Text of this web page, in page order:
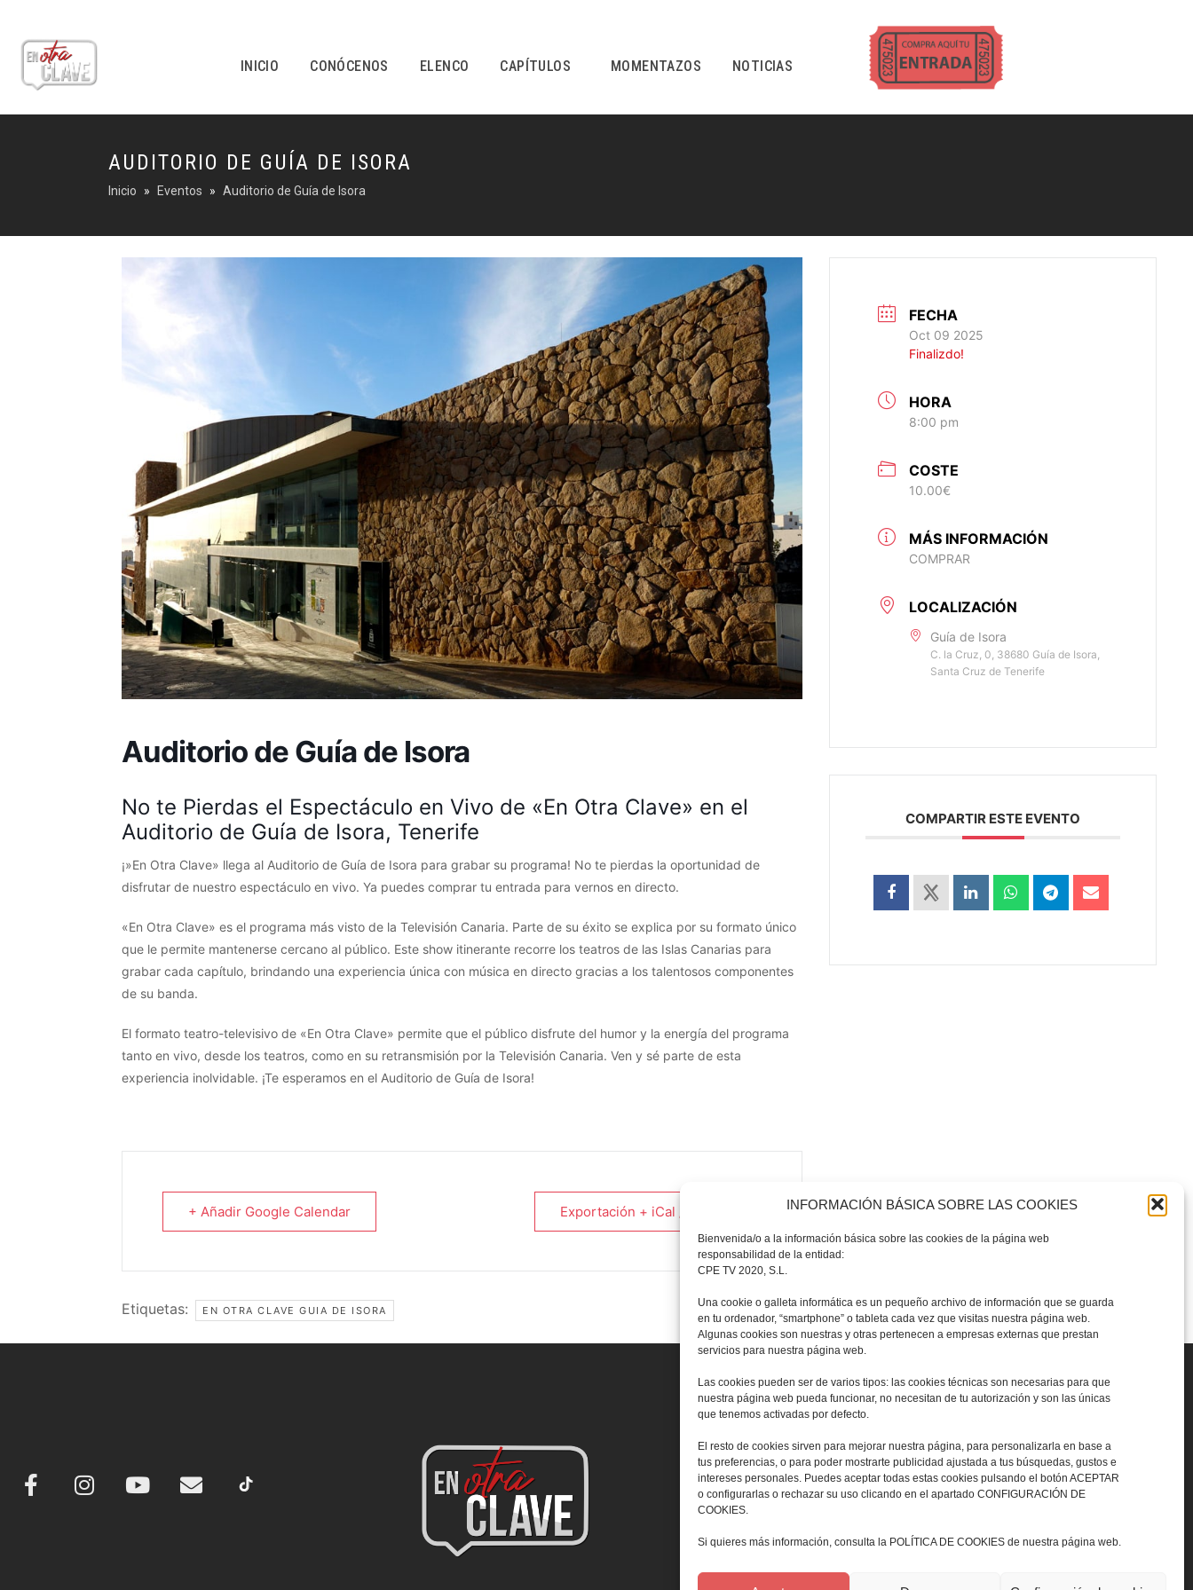
INFORMACIÓN BÁSICA SOBRE LAS COOKIES
Bienvenida/o a la información básica sobre las cookies de la página web
responsabilidad de la entidad:
CPE TV 2020, S.L.
Una cookie o galleta informática es un pequeño archivo de información que se guarda
en tu ordenador, “smartphone” o tableta cada vez que visitas nuestra página web.
Algunas cookies son nuestras y otras pertenecen a empresas externas que prestan
servicios para nuestra página web.
Las cookies pueden ser de varios tipos: las cookies técnicas son necesarias para que
nuestra página web pueda funcionar, no necesitan de tu autorización y son las únicas
que tenemos activadas por defecto.
El resto de cookies sirven para mejorar nuestra página, para personalizarla en base a
tus preferencias, o para poder mostrarte publicidad ajustada a tus búsquedas, gustos e
intereses personales. Puedes aceptar todas estas cookies pulsando el botón ACEPTAR
o configurarlas o rechazar su uso clicando en el apartado CONFIGURACIÓN DE
COOKIES.
Si quieres más información, consulta la POLÍTICA DE COOKIES de nuestra página web.
INICIO CONÓCENOS ELENCO CAPÍTULOS MOMENTAZOS NOTICIAS
AUDITORIO DE GUÍA DE ISORA
Inicio Eventos Auditorio de Guía de Isora
Auditorio de Guía de Isora
No te Pierdas el Espectáculo en Vivo de «En Otra Clave» en el
Auditorio de Guía de Isora, Tenerife
¡»En Otra Clave» llega al Auditorio de Guía de Isora para grabar su programa! No te pierdas la oportunidad de
disfrutar de nuestro espectáculo en vivo. Ya puedes comprar tu entrada para vernos en directo.
«En Otra Clave» es el programa más visto de la Televisión Canaria. Parte de su éxito se explica por su formato único
que le permite mantenerse cercano al público. Este show itinerante recorre los teatros de las Islas Canarias para
grabar cada capítulo, brindando una experiencia única con música en directo gracias a los talentosos componentes
de su banda.
El formato teatro-televisivo de «En Otra Clave» permite que el público disfrute del humor y la energía del programa
tanto en vivo, desde los teatros, como en su retransmisión por la Televisión Canaria. Ven y sé parte de esta
experiencia inolvidable. ¡Te esperamos en el Auditorio de Guía de Isora!
+ Añadir Google Calendar Exportación + iCal / Outlook
Etiquetas: EN OTRA CLAVE GUIA DE ISORA
FECHA
Oct 09 2025
Finalizdo!
HORA
8:00 pm
COSTE
10.00€
MÁS INFORMACIÓN
COMPRAR
LOCALIZACIÓN
Guía de Isora
C. la Cruz, 0, 38680 Guía de Isora,
Santa Cruz de Tenerife
COMPARTIR ESTE EVENTO
contacto@cyranoproducciones.com